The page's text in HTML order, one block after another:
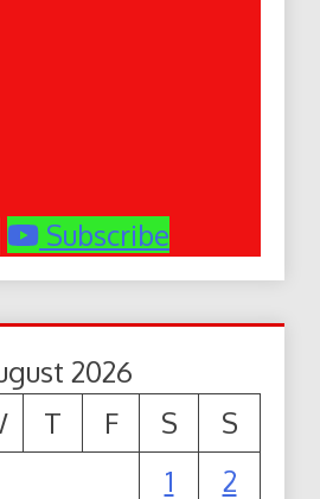
Subscribe
2026
T F S
S
1
2